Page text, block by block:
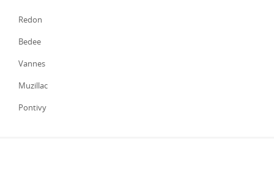
Redon
Bedee
Vannes
Muzillac
Pontivy